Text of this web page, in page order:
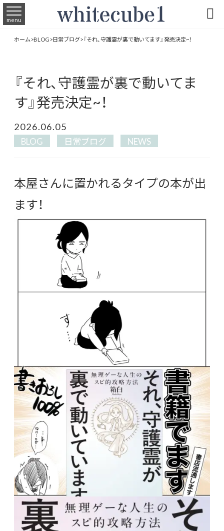
menu 
ホーム>BLOG>日常ブログ>『それ、守護霊が裏で動いてます』発売決定~！
『それ、守護霊が裏で動いてま
す』発売決定~！
2026.06.05
BLOG 日常ブログ NEWS
本屋さんに置かれるタイプの本が出
ます！